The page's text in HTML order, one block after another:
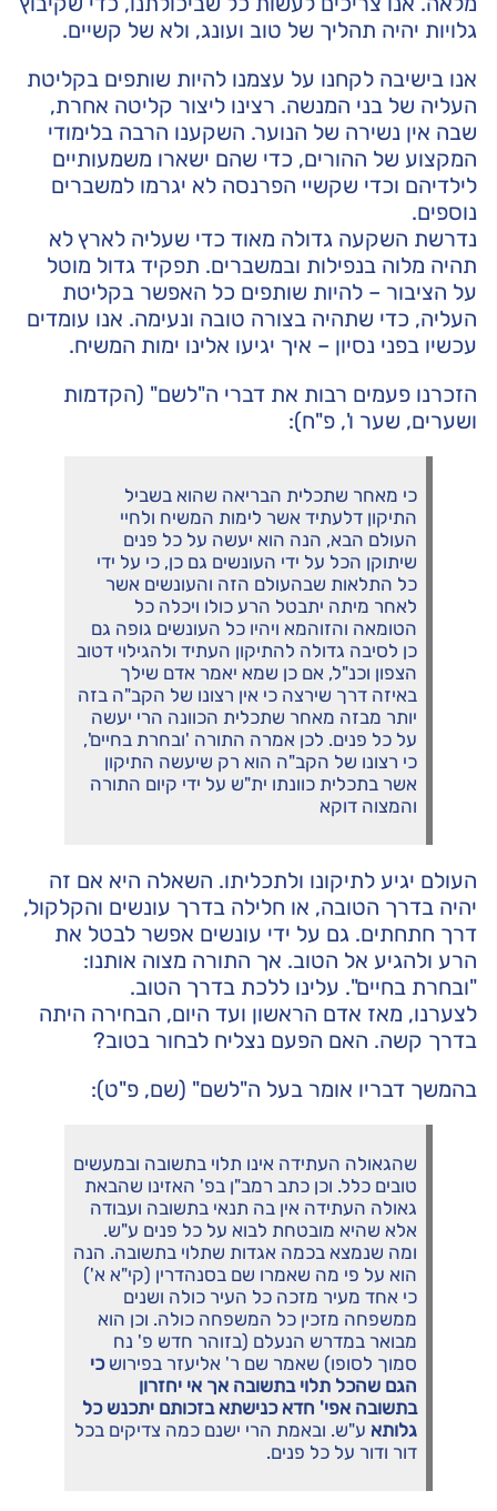
גלויות יהיה תהליך של טוב ועונג, ולא של קשיים.
אנו בישיבה לקחנו על עצמנו להיות שותפים בקליטת
העליה של בני המנשה. רצינו ליצור קליטה אחרת,
שבה אין נשירה של הנוער. השקענו הרבה בלימודי
המקצוע של ההורים, כדי שהם ישארו משמעותיים
לילדיהם וכדי שקשיי הפרנסה לא יגרמו למשברים
נוספים.
נדרשת השקעה גדולה מאוד כדי שעליה לארץ לא
תהיה מלוה בנפילות ובמשברים. תפקיד גדול מוטל
על הציבור – להיות שותפים כל האפשר בקליטת
העליה, כדי שתהיה בצורה טובה ונעימה. אנו עומדים
עכשיו בפני נסיון – איך יגיעו אלינו ימות המשיח.
הזכרנו פעמים רבות את דברי ה"לשם" (הקדמות
ושערים, שער ו', פ"ח):
כי מאחר שתכלית הבריאה שהוא בשביל
התיקון דלעתיד אשר לימות המשיח ולחיי
העולם הבא, הנה הוא יעשה על כל פנים
שיתוקן הכל על ידי העונשים גם כן, כי על ידי
כל התלאות שבהעולם הזה והעונשים אשר
לאחר מיתה יתבטל הרע כולו ויכלה כל
הטומאה והזוהמא ויהיו כל העונשים גופה גם
כן לסיבה גדולה להתיקון העתיד ולהגילוי דטוב
הצפון וכנ"ל, אם כן שמא יאמר אדם שילך
באיזה דרך שירצה כי אין רצונו של הקב"ה בזה
יותר מבזה מאחר שתכלית הכוונה הרי יעשה
על כל פנים. לכן אמרה התורה 'ובחרת בחיים',
כי רצונו של הקב"ה הוא רק שיעשה התיקון
אשר בתכלית כוונתו ית"ש על ידי קיום התורה
והמצוה דוקא
העולם יגיע לתיקונו ולתכליתו. השאלה היא אם זה
יהיה בדרך הטובה, או חלילה בדרך עונשים והקלקול,
דרך חתחתים. גם על ידי עונשים אפשר לבטל את
הרע ולהגיע אל הטוב. אך התורה מצוה אותנו:
"ובחרת בחיים". עלינו ללכת בדרך הטוב.
לצערנו, מאז אדם הראשון ועד היום, הבחירה היתה
בדרך קשה. האם הפעם נצליח לבחור בטוב?
בהמשך דבריו אומר בעל ה"לשם" (שם, פ"ט):
שהגאולה העתידה אינו תלוי בתשובה ובמעשים
טובים כלל. וכן כתב רמב"ן בפ' האזינו שהבאת
גאולה העתידה אין בה תנאי בתשובה ועבודה
אלא שהיא מובטחת לבוא על כל פנים ע"ש.
ומה שנמצא בכמה אגדות שתלוי בתשובה. הנה
הוא על פי מה שאמרו שם בסנהדרין (קי"א א')
כי אחד מעיר מזכה כל העיר כולה ושנים
ממשפחה מזכין כל המשפחה כולה. וכן הוא
מבואר במדרש הנעלם (בזוהר חדש פ' נח
סמוך לסופו) שאמר שם ר' אליעזר בפירושכי
הגם שהכל תלוי בתשובה אך אי יחזרון
בתשובה אפי' חדא כנישתא בזכותם יתכנש כל
גלותא ע"ש. ובאמת הרי ישנם כמה צדיקים בכל
דור ודור על כל פנים.